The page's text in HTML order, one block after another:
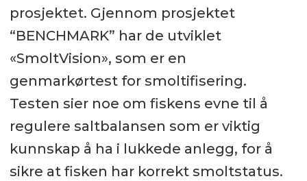
prosjektet. Gjennom prosjektet
“BENCHMARK” har de utviklet
«SmoltVision», som er en
genmarkørtest for smoltifisering.
Testen sier noe om fiskens evne til å
regulere saltbalansen som er viktig
kunnskap å ha i lukkede anlegg, for å
sikre at fisken har korrekt smoltstatus.